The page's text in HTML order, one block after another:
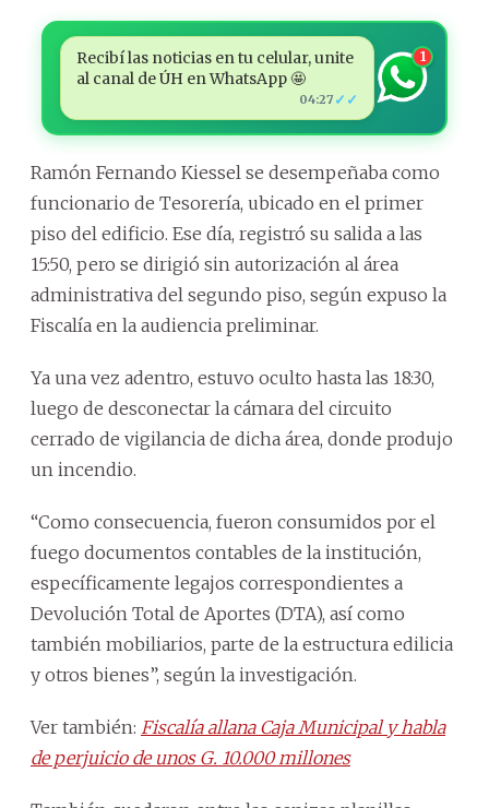
Recibí las noticias en tu celular, unite
al canal de ÚH en WhatsApp 🤩
04:27 ✓✓
1
Ramón Fernando Kiessel se desempeñaba como
funcionario de Tesorería, ubicado en el primer
piso del edificio. Ese día, registró su salida a las
15:50, pero se dirigió sin autorización al área
administrativa del segundo piso, según expuso la
Fiscalía en la audiencia preliminar.
Ya una vez adentro, estuvo oculto hasta las 18:30,
luego de desconectar la cámara del circuito
cerrado de vigilancia de dicha área, donde produjo
un incendio.
“Como consecuencia, fueron consumidos por el
fuego documentos contables de la institución,
específicamente legajos correspondientes a
Devolución Total de Aportes (DTA), así como
también mobiliarios, parte de la estructura edilicia
y otros bienes”, según la investigación.
Ver también: Fiscalía allana Caja Municipal y habla
de perjuicio de unos G. 10.000 millones